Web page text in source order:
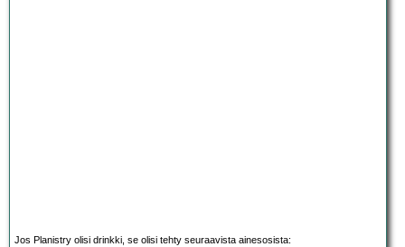
Jos Planistry olisi drinkki, se olisi tehty seuraavista ainesosista: